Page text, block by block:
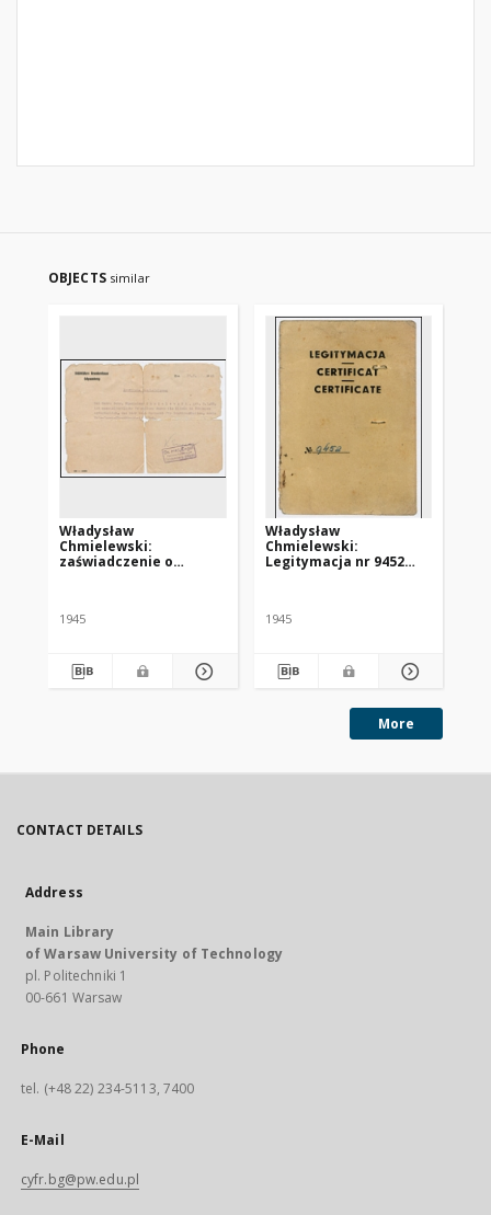
OBJECTS similar
Władysław
Chmielewski:
zaświadczenie o
1945
Władysław
Chmielewski:
Legitymacja nr 9452
1945
More
CONTACT DETAILS
Address
Main Library
of Warsaw University of Technology
pl. Politechniki 1
00-661 Warsaw
Phone
tel. (+48 22) 234-5113, 7400
E-Mail
cyfr.bg@pw.edu.pl